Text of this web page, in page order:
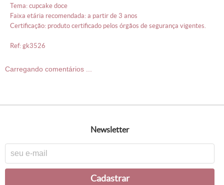
tema: cupcake doce
faixa etária recomendada: a partir de 3 anos
certificação: produto certificado pelos órgãos de segurança vigentes.
ref: gk3526
Carregando comentários ...
newsletter
cadastrar